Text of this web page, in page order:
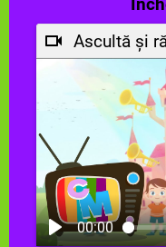
Ascultă și
00:00